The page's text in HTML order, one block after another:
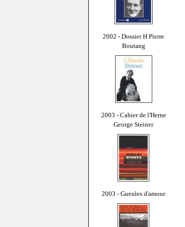
2002 - Dossier H Pierre
Boutang
2003 - Cahier de l'Herne
George Steiner
2003 - Gueules d'amour